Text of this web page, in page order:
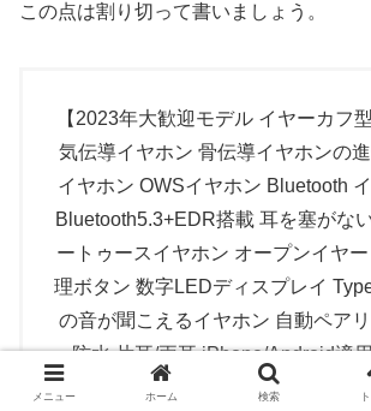
この点は割り切って書いましょう。
【2023年大歓迎モデル イヤーカフ
気伝導イヤホン 骨伝導イヤホンの
イヤホン OWSイヤホン Bluetooth
Bluetooth5.3+EDR搭載 耳を塞がな
ートゥースイヤホン オープンイヤ
理ボタン 数字LEDディスプレイ
の音が聞こえるイヤホン 自動ペア
防水 片耳/両耳 iPhone/Android適
事/ZOOM/WEB会議通勤/通学/音楽/
メニュー ホーム 検索